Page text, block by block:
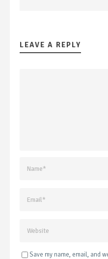
LEAVE A REPLY
Save my name, email, and